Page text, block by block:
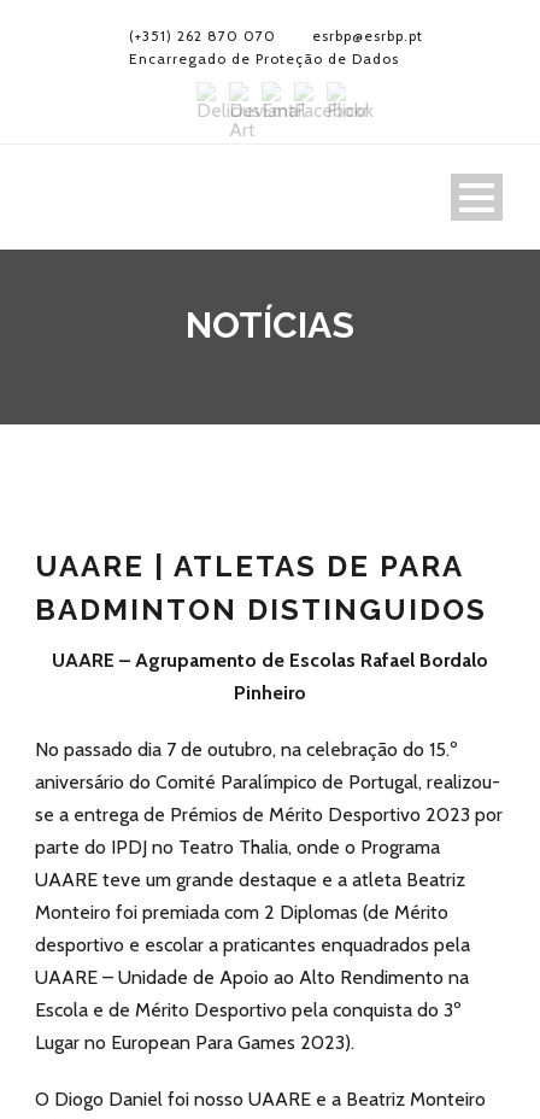
(+351) 262 870 070
esrbp@esrbp.pt
Encarregado de Proteção de Dados
NOTÍCIAS
UAARE | ATLETAS DE PARA
BADMINTON DISTINGUIDOS
UAARE – Agrupamento de Escolas Rafael Bordalo
Pinheiro
No passado dia 7 de outubro, na celebração do 15.º
aniversário do Comité Paralímpico de Portugal, realizou-
se a entrega de Prémios de Mérito Desportivo 2023 por
parte do IPDJ no Teatro Thalia, onde o Programa
UAARE teve um grande destaque e a atleta Beatriz
Monteiro foi premiada com 2 Diplomas (de Mérito
desportivo e escolar a praticantes enquadrados pela
UAARE – Unidade de Apoio ao Alto Rendimento na
Escola e de Mérito Desportivo pela conquista do 3º
Lugar no European Para Games 2023).
O Diogo Daniel foi nosso UAARE e a Beatriz Monteiro